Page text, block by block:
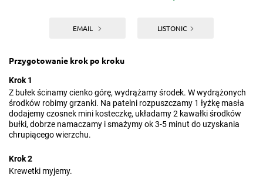
EMAIL LISTONIC
Przygotowanie krok po kroku
Krok 1
Z bułek ścinamy cienko górę, wydrążamy środek. W wydrążonych
środków robimy grzanki. Na patelni rozpuszczamy 1 łyżkę masła
dodajemy czosnek mini kosteczkę, układamy 2 kawałki środków
bułki, dobrze namaczamy i smażymy ok 3-5 minut do uzyskania
chrupiącego wierzchu.
Krok 2
Krewetki myjemy.